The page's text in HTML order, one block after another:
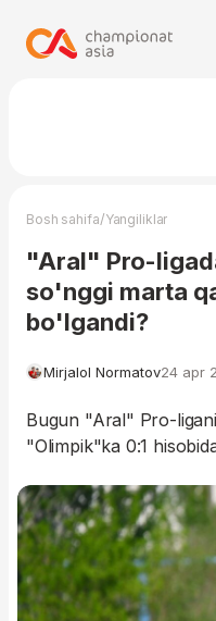
Bosh sahifa/Yangiliklar
"Aral" Pro-
so'nggi marta
bo'lgandi?
Mirjalol Normatov24 apr
Bugun "Aral" Pro-
"Olimpik"ka 0:1